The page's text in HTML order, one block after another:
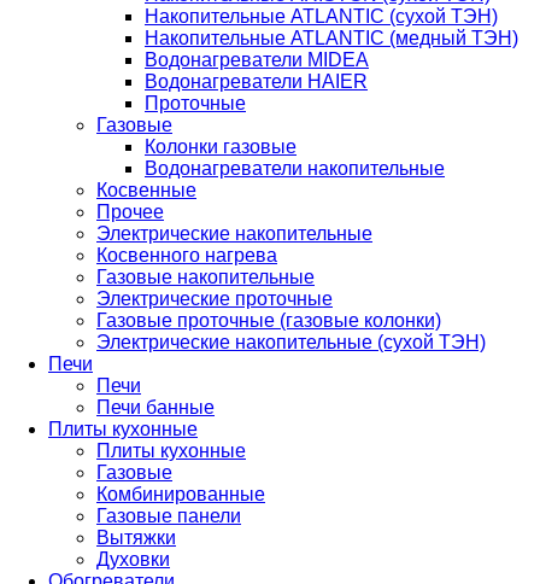
Накопительные ATLANTIC (сухой ТЭН)
Накопительные ATLANTIC (медный ТЭН)
Водонагреватели MIDEA
Водонагреватели HAIER
Проточные
Газовые
Колонки газовые
Водонагреватели накопительные
Косвенные
Прочее
Электрические накопительные
Косвенного нагрева
Газовые накопительные
Электрические проточные
Газовые проточные (газовые колонки)
Электрические накопительные (сухой ТЭН)
Печи
Печи
Печи банные
Плиты кухонные
Плиты кухонные
Газовые
Комбинированные
Газовые панели
Вытяжки
Духовки